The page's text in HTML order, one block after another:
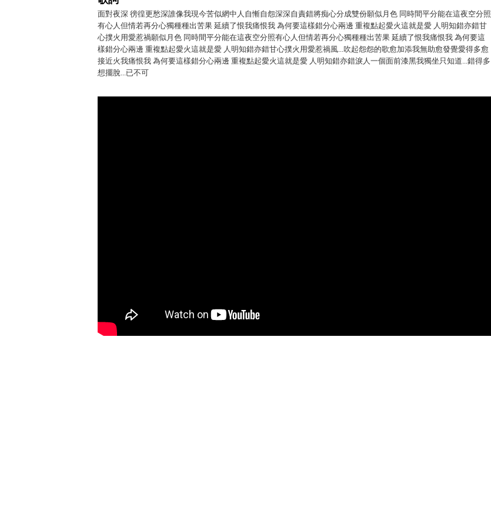
面對夜深 徬徨更愁深誰像我現今苦似網中人自慚自怨深深自責錯將痴心分成雙份願似月色 同時間平分能在這夜空分照
有心人但情若再分心獨種種出苦果 延續了恨我痛恨我 為何要這樣錯分心兩邊 重複點起愛火這就是愛 人明知錯亦錯甘
心撲火用愛惹禍願似月色 同時間平分能在這夜空分照有心人但情若再分心獨種種出苦果 延續了恨我痛恨我 為何要這
樣錯分心兩邊 重複點起愛火這就是愛 人明知錯亦錯甘心撲火用愛惹禍風...吹起怨怨的歌愈加添我無助愈發覺愛得多愈
接近火我痛恨我 為何要這樣錯分心兩邊 重複點起愛火這就是愛 人明知錯亦錯淚人一個面前漆黑我獨坐只知道...錯得多
想擺脫...已不可